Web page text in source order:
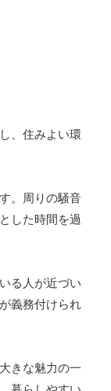
、住みよい環
。周りの騒音
した時間を過
る人が近づい
義務付けられ
きな魅力の一